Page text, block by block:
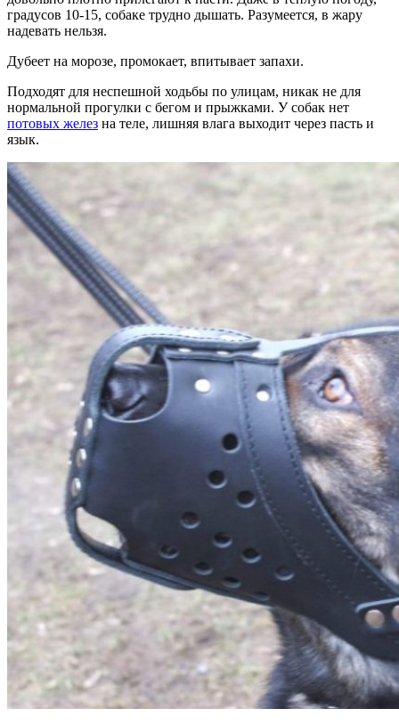
градусов 10-15, собаке трудно дышать. Разумеется, в жару
надевать нельзя.
Дубеет на морозе, промокает, впитывает запахи.
Подходят для неспешной ходьбы по улицам, никак не для
нормальной прогулки с бегом и прыжками. У собак нет
потовых желез на теле, лишняя влага выходит через пасть и
язык.